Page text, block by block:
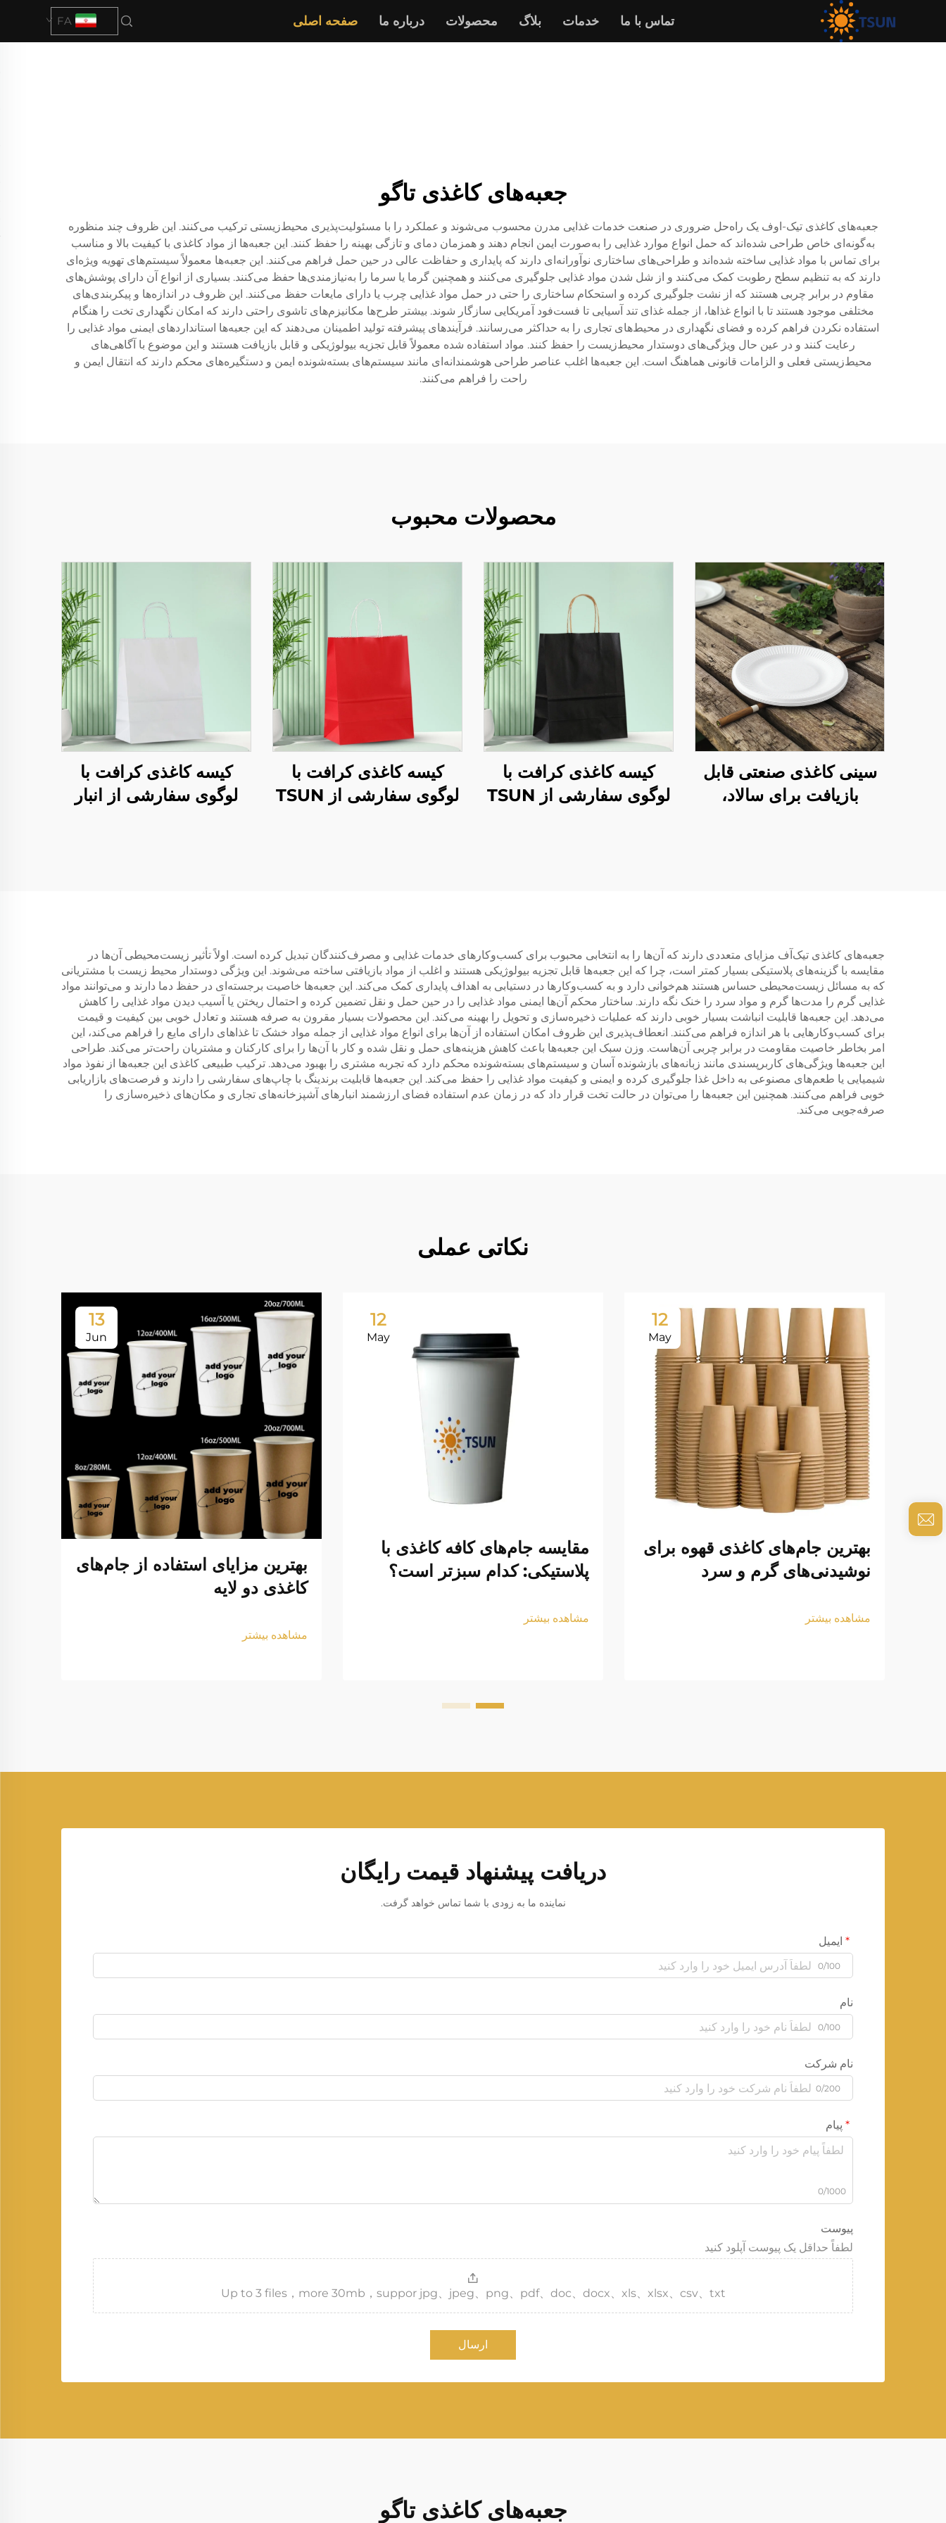
صفحه اصلی درباره ما محصولات بلاگ خدمات تماس با ما FA
جعبه‌های کاغذی تاگو
جعبه‌های کاغذی تیک-اوف یک راه‌حل ضروری در صنعت خدمات غذایی مدرن محسوب می‌شوند و عملکرد را با مسئولیت‌پذیری محیط‌زیستی ترکیب می‌کنند. این ظروف چند منظوره
به‌گونه‌ای خاص طراحی شده‌اند که حمل انواع موارد غذایی را به‌صورت ایمن انجام دهند و همزمان دمای و تازگی بهینه را حفظ کنند. این جعبه‌ها از مواد کاغذی با کیفیت بالا و مناسب
برای تماس با مواد غذایی ساخته شده‌اند و طراحی‌های ساختاری نوآورانه‌ای دارند که پایداری و حفاظت عالی در حین حمل فراهم می‌کنند. این جعبه‌ها معمولاً سیستم‌های تهویه ویژه‌ای
دارند که به تنظیم سطح رطوبت کمک می‌کنند و از شل شدن مواد غذایی جلوگیری می‌کنند و همچنین گرما یا سرما را به‌نیازمندی‌ها حفظ می‌کنند. بسیاری از انواع آن دارای پوشش‌های
مقاوم در برابر چربی هستند که از نشت جلوگیری کرده و استحکام ساختاری را حتی در حمل مواد غذایی چرب یا دارای مایعات حفظ می‌کنند. این ظروف در اندازه‌ها و پیکربندی‌های
مختلفی موجود هستند تا با انواع غذاها، از جمله غذای تند آسیایی تا فست‌فود آمریکایی سازگار شوند. بیشتر طرح‌ها مکانیزم‌های تاشوی راحتی دارند که امکان نگهداری تخت را هنگام
استفاده نکردن فراهم کرده و فضای نگهداری در محیط‌های تجاری را به حداکثر می‌رسانند. فرآیندهای پیشرفته تولید اطمینان می‌دهند که این جعبه‌ها استانداردهای ایمنی مواد غذایی را
رعایت کنند و در عین حال ویژگی‌های دوستدار محیط‌زیست را حفظ کنند. مواد استفاده شده معمولاً قابل تجزیه بیولوژیکی و قابل بازیافت هستند و این موضوع با آگاهی‌های
محیط‌زیستی فعلی و الزامات قانونی هماهنگ است. این جعبه‌ها اغلب عناصر طراحی هوشمندانه‌ای مانند سیستم‌های بسته‌شونده ایمن و دستگیره‌های محکم دارند که انتقال ایمن و
راحت را فراهم می‌کنند.
محصولات محبوب
سینی کاغذی صنعتی قابل
بازیافت برای سالاد،
کیسه کاغذی کرافت با
لوگوی سفارشی از TSUN
کیسه کاغذی کرافت با
لوگوی سفارشی از TSUN
کیسه کاغذی کرافت با
لوگوی سفارشی از انبار
جعبه‌های کاغذی تیک‌آف مزایای متعددی دارند که آن‌ها را به انتخابی محبوب برای کسب‌وکارهای خدمات غذایی و مصرف‌کنندگان تبدیل کرده است. اولاً تأثیر زیست‌محیطی آن‌ها در
مقایسه با گزینه‌های پلاستیکی بسیار کمتر است، چرا که این جعبه‌ها قابل تجزیه بیولوژیکی هستند و اغلب از مواد بازیافتی ساخته می‌شوند. این ویژگی دوستدار محیط زیست با مشتریانی
که به مسائل زیست‌محیطی حساس هستند هم‌خوانی دارد و به کسب‌وکارها در دستیابی به اهداف پایداری کمک می‌کند. این جعبه‌ها خاصیت برجسته‌ای در حفظ دما دارند و می‌توانند مواد
غذایی گرم را مدت‌ها گرم و مواد سرد را خنک نگه دارند. ساختار محکم آن‌ها ایمنی مواد غذایی را در حین حمل و نقل تضمین کرده و احتمال ریختن یا آسیب دیدن مواد غذایی را کاهش
می‌دهد. این جعبه‌ها قابلیت انباشت بسیار خوبی دارند که عملیات ذخیره‌سازی و تحویل را بهینه می‌کند. این محصولات بسیار مقرون به صرفه هستند و تعادل خوبی بین کیفیت و قیمت
برای کسب‌وکارهایی با هر اندازه فراهم می‌کنند. انعطاف‌پذیری این ظروف امکان استفاده از آن‌ها برای انواع مواد غذایی از جمله مواد خشک تا غذاهای دارای مایع را فراهم می‌کند، این
امر بخاطر خاصیت مقاومت در برابر چربی آن‌هاست. وزن سبک این جعبه‌ها باعث کاهش هزینه‌های حمل و نقل شده و کار با آن‌ها را برای کارکنان و مشتریان راحت‌تر می‌کند. طراحی
این جعبه‌ها ویژگی‌های کاربرپسندی مانند زبانه‌های بازشونده آسان و سیستم‌های بسته‌شونده محکم دارد که تجربه مشتری را بهبود می‌دهد. ترکیب طبیعی کاغذی این جعبه‌ها از نفوذ مواد
شیمیایی یا طعم‌های مصنوعی به داخل غذا جلوگیری کرده و ایمنی و کیفیت مواد غذایی را حفظ می‌کند. این جعبه‌ها قابلیت برندینگ با چاپ‌های سفارشی را دارند و فرصت‌های بازاریابی
خوبی فراهم می‌کنند. همچنین این جعبه‌ها را می‌توان در حالت تخت قرار داد که در زمان عدم استفاده فضای ارزشمند انبارهای آشپزخانه‌های تجاری و مکان‌های ذخیره‌سازی را
صرفه‌جویی می‌کند.
نکاتی عملی
12
May
بهترین جام‌های کاغذی قهوه برای
نوشیدنی‌های گرم و سرد
مشاهده بیشتر
12
May
مقایسه جام‌های کافه کاغذی با
پلاستیکی: کدام سبزتر است؟
مشاهده بیشتر
13
Jun
بهترین مزایای استفاده از جام‌های
کاغذی دو لایه
مشاهده بیشتر
دریافت پیشنهاد قیمت رایگان
نماینده ما به زودی با شما تماس خواهد گرفت.
ایمیل
0/100
نام
0/100
نام شرکت
0/200
پیام
0/1000
پیوست
لطفاً حداقل یک پیوست آپلود کنید
Up to 3 files，more 30mb，suppor jpg、jpeg、png、pdf、doc、docx、xls、xlsx、csv、txt
ارسال
جعبه‌های کاغذی تاگو